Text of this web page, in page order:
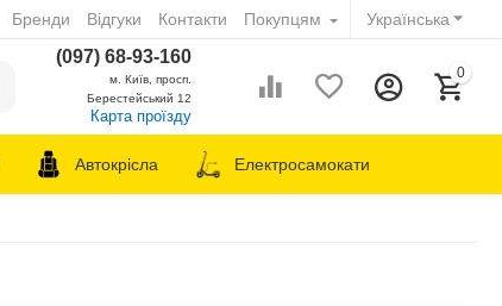
Українська
Бренди Відгуки Контакти Покупцям
(097) 68-93-160
м. Київ, просп.
Берестейський 12
Карта проїзду
0
Автокрісла Електросамокати